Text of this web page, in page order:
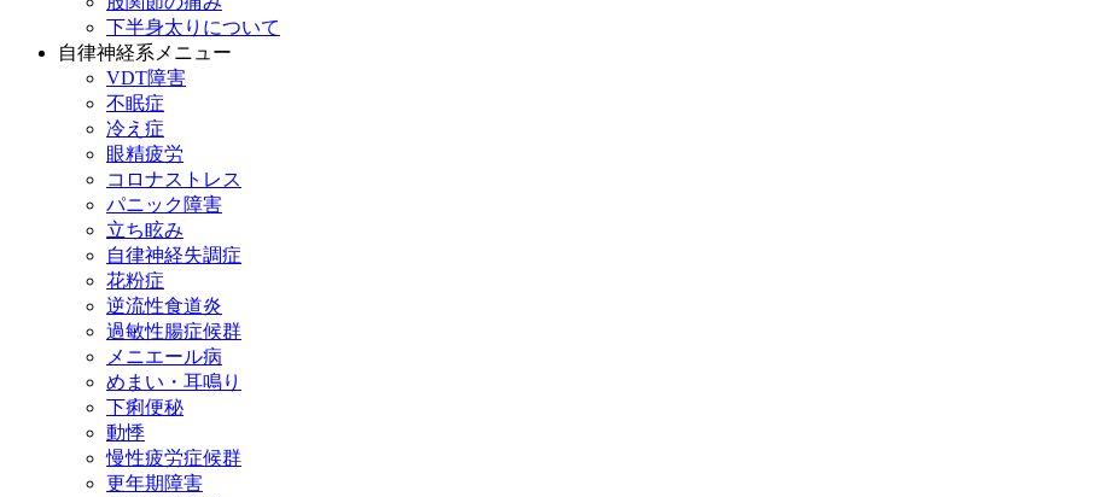
下半身太りについて
自律神経系メニュー
VDT障害
不眠症
冷え症
眼精疲労
コロナストレス
パニック障害
立ち眩み
自律神経失調症
花粉症
逆流性食道炎
過敏性腸症候群
メニエール病
めまい・耳鳴り
下痢便秘
動悸
慢性疲労症候群
更年期障害